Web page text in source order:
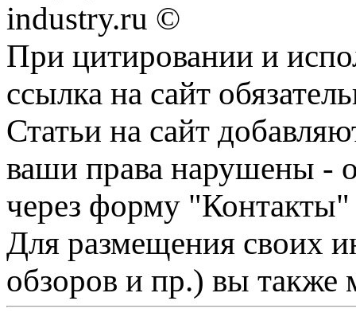
industry.ru ©
При цитировании и
ссылка на сайт
Статьи на сайт
ваши права нарушены -
через форму "Контакты"
Для размещения своих
обзоров и пр.) вы также